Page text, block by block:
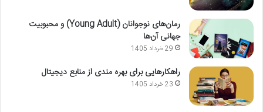
رمان‌های نوجوانان (Young Adult) و محبوبیت
جهانی آن‌ها
29 خرداد 1405
راهکارهایی برای بهره مندی از منابع دیجیتال
23 خرداد 1405